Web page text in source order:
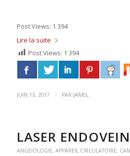
Post Views: 1 394
Lire la suite
Post Views: 1 394
JUIN 13, 2017 / PAR JAMEL
LASER
ANGEIOLOGIE, APPAREIL CIRCULATOIRE,